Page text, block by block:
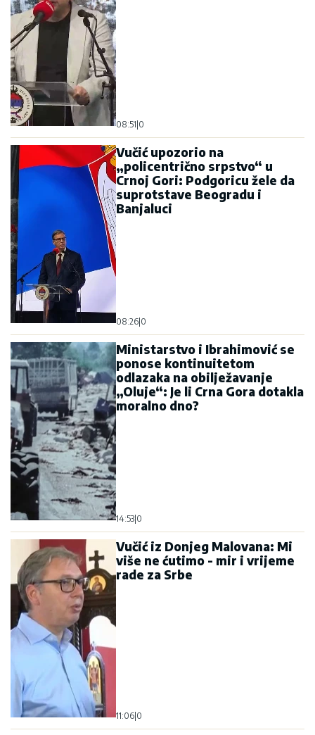
08:51 0
Vučić upozorio na
„policentrično srpstvo“ u
Crnoj Gori: Podgoricu žele da
suprotstave Beogradu i
Banjaluci
08:26 0
Ministarstvo i Ibrahimović se
ponose kontinuitetom
odlazaka na obilježavanje
„Oluje“: Je li Crna Gora dotakla
moralno dno?
14:53 0
Vučić iz Donjeg Malovana: Mi
više ne ćutimo - mir i vrijeme
rade za Srbe
11:06 0